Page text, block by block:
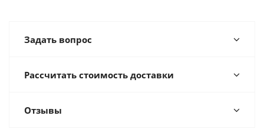
Задать вопрос
Рассчитать стоимость доставки
Отзывы